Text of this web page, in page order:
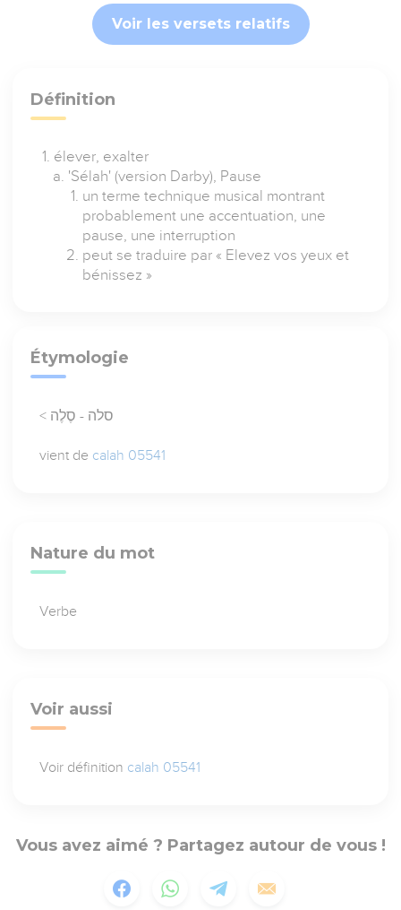
Voir les versets relatifs
Définition
élever, exalter
'Sélah' (version Darby), Pause
un terme technique musical montrant
probablement une accentuation, une
pause, une interruption
peut se traduire par « Elevez vos yeux et
bénissez »
Étymologie
< סלה - סֶלֶה
vient de calah 05541
Nature du mot
Verbe
Voir aussi
Voir définition calah 05541
Vous avez aimé ? Partagez autour de vous !